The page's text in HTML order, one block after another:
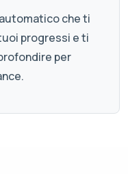
che ti
progressi e ti
per